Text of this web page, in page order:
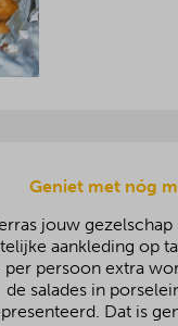
Geniet met nóg
jouw
aankleding op
per persoon extra
de salades in
Dat is